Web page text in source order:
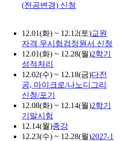
(전공변경) 신청
12.01(화) ~ 12.12(토)교원
자격 무시험검정원서 신청
12.01(화) ~ 12.28(월)2학기
성적처리
12.02(수) ~ 12.18(금)다전
공, 마이크로/나노디그리
신청/포기
12.08(화) ~ 12.14(월)2학기
기말시험
12.14(월)종강
12.23(수) ~ 12.28(월)2027-1